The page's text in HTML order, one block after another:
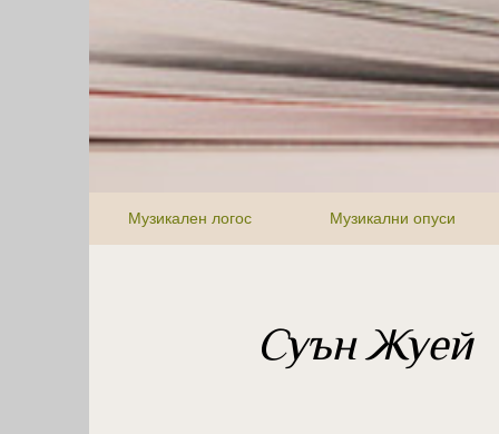
Музикален логос Музикални опуси
Суън Жуей